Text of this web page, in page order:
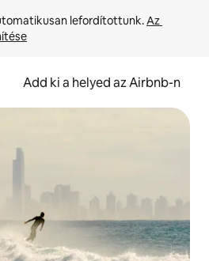
lefordítottunk. Az
Add ki a helyed az Airbnb-n